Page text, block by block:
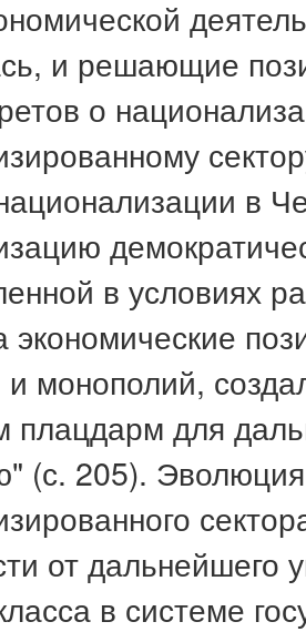
и решающие
о
в
в условиях
экономические
и монополий,
плацдарм для
(с. 205).
от дальнейшего
в системе